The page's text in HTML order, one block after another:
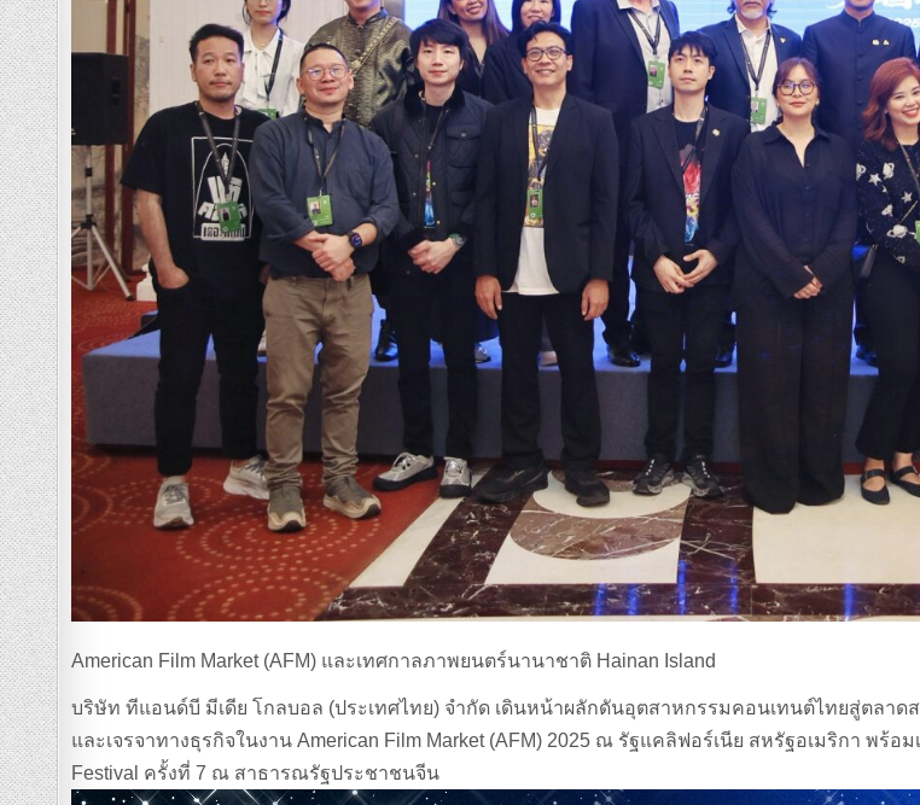
American Film Market (AFM) และเทศกาลภาพยนตร์นานาชาติ Hainan Island
บริษัท ทีแอนด์บี มีเดีย โกลบอล (ประเทศไทย) จำกัด เดินหน้าผลักดันอุตสาหกรรมคอนเทนต์ไทยสู่ตล
และเจรจาทางธุรกิจในงาน American Film Market (AFM) 2025 ณ รัฐแคลิฟอร์เนีย สหรัฐอเมริกา พร้
Festival ครั้งที่ 7 ณ สาธารณรัฐประชาชนจีน